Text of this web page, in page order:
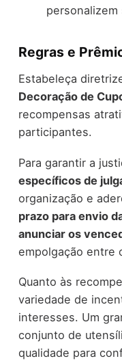
personalizem
Regras e
Estabeleça
Decoração de
recompensas
participantes.
Para garantir a
específicos de
organização e
prazo para envio
anunciar os
empolgação entre
Quanto às
variedade de
interesses. Um
conjunto de
qualidade para